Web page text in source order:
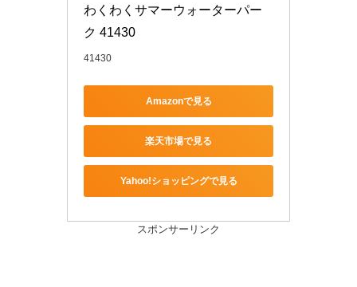
わくわくサマーウォーターパー
ク 41430
41430
Amazonで見る
楽天市場で見る
Yahoo!ショッピングで見る
スポンサーリンク